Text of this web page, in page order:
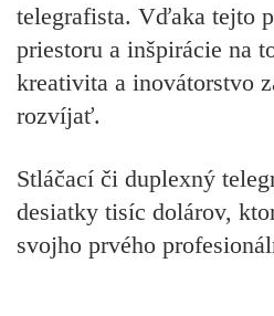
telegrafista. Vďaka tejto
priestoru a inšpirácie na
kreativita a inovátorstvo
rozvíjať.
Stláčací či duplexný
desiatky tisíc dolárov,
svojho prvého